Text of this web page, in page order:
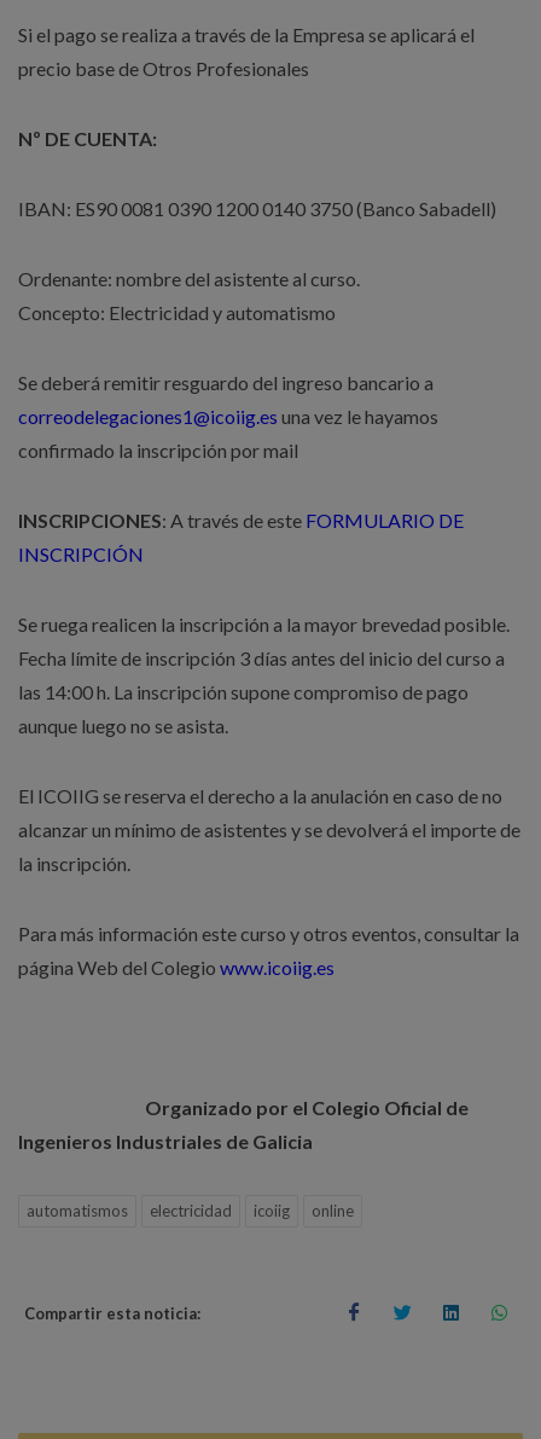
Si el pago se realiza a través de la Empresa se aplicará el
precio base de Otros Profesionales
Nº DE CUENTA:
IBAN: ES90 0081 0390 1200 0140 3750 (Banco Sabadell)
Ordenante: nombre del asistente al curso.
Concepto: Electricidad y automatismo
Se deberá remitir resguardo del ingreso bancario a
correodelegaciones1@icoiig.es una vez le hayamos
confirmado la inscripción por mail
INSCRIPCIONES: A través de este FORMULARIO DE
INSCRIPCIÓN
Se ruega realicen la inscripción a la mayor brevedad posible.
Fecha límite de inscripción 3 días antes del inicio del curso a
las 14:00 h. La inscripción supone compromiso de pago
aunque luego no se asista.
El ICOIIG se reserva el derecho a la anulación en caso de no
alcanzar un mínimo de asistentes y se devolverá el importe de
la inscripción.
Para más información este curso y otros eventos, consultar la
página Web del Colegio www.icoiig.es
Organizado por el Colegio Oficial de
Ingenieros Industriales de Galicia
automatismos electricidad icoiig online
Compartir esta noticia: